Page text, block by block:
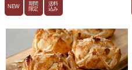
NEW
期間
限定
送料
込み